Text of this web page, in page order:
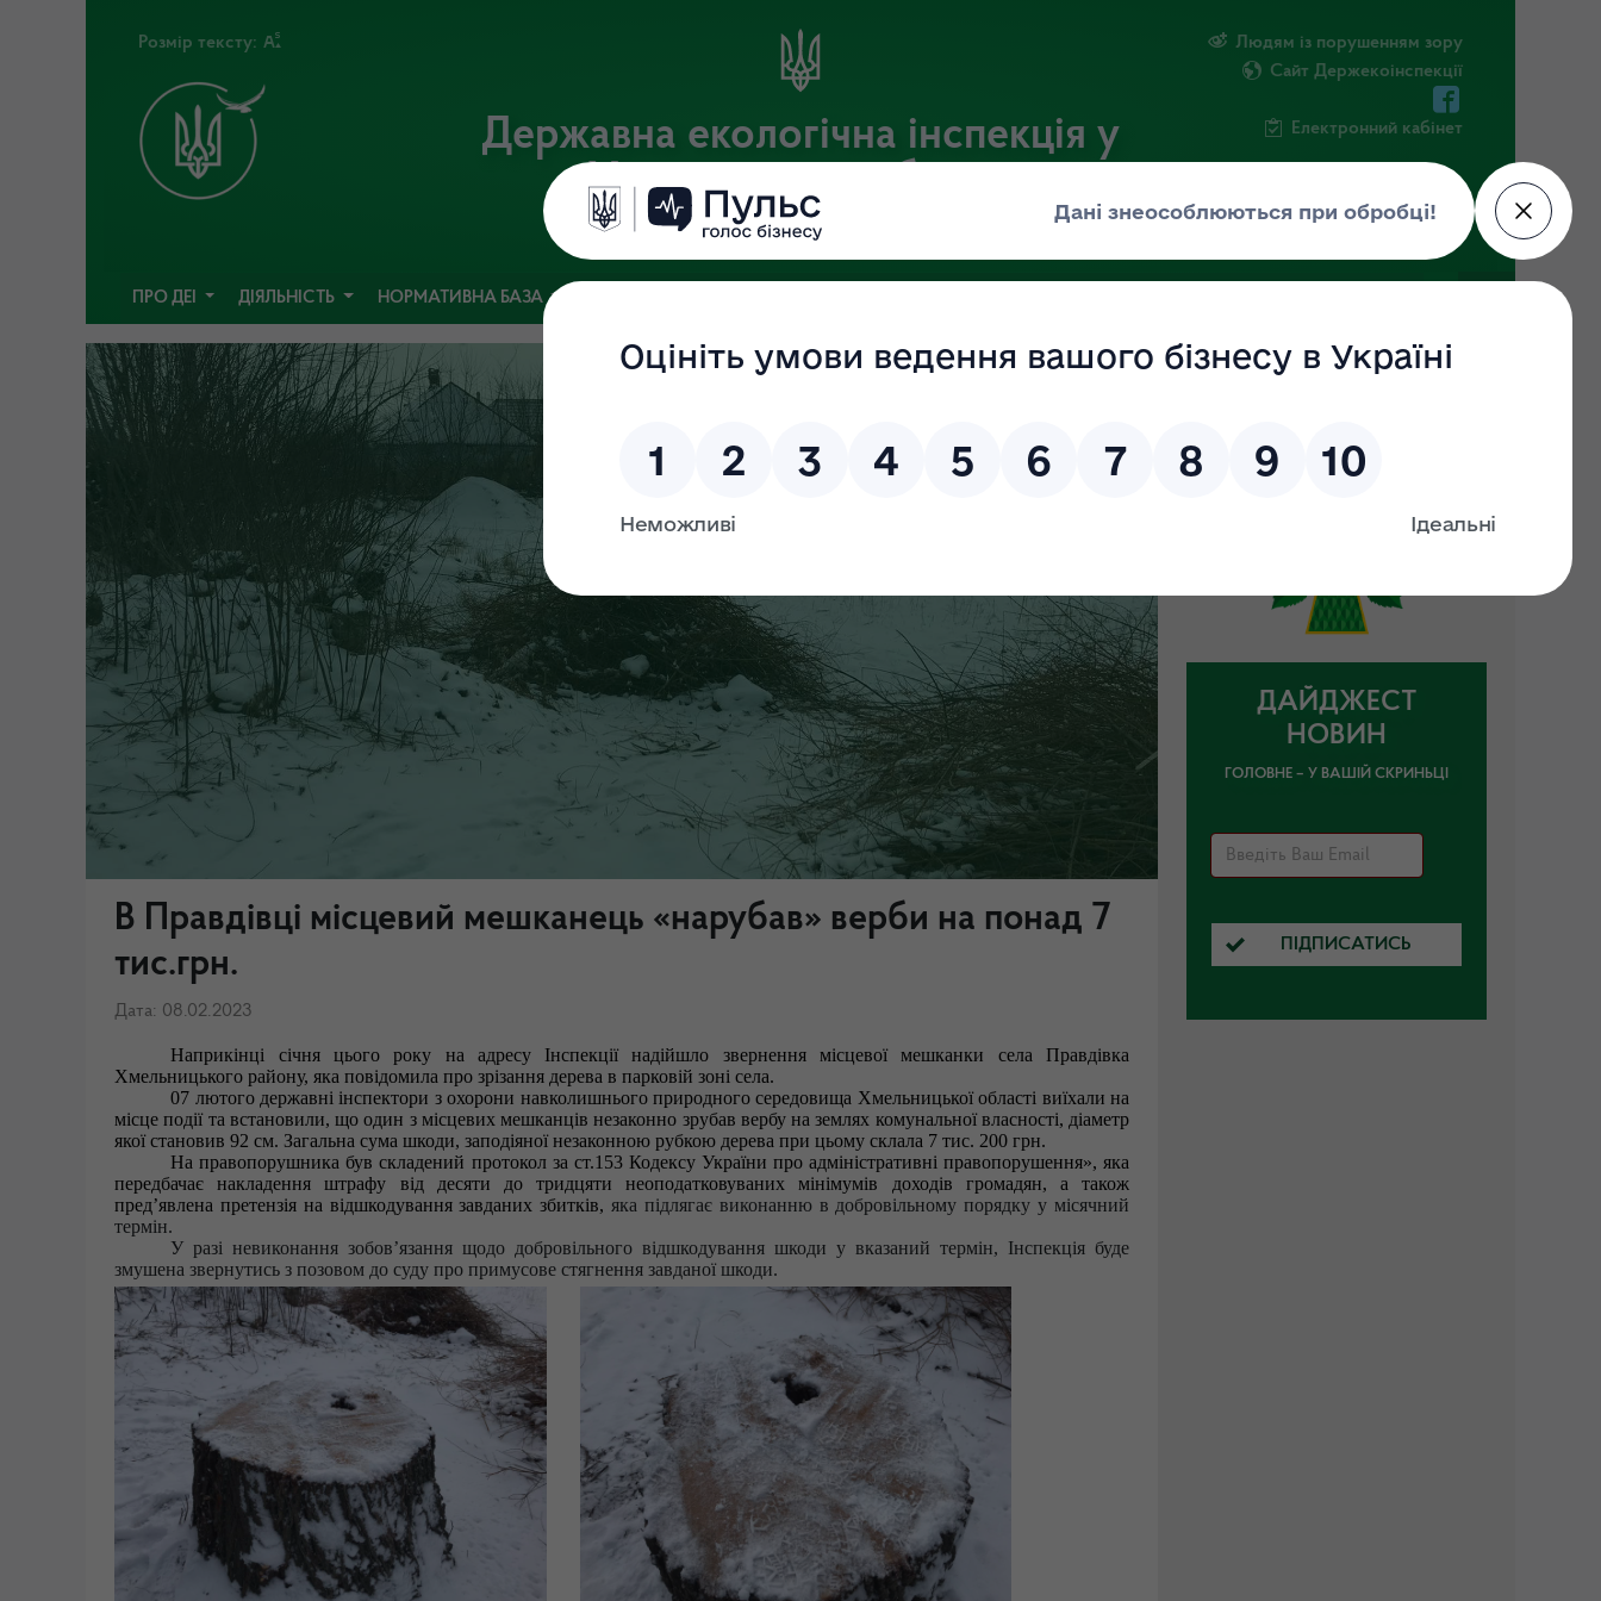
Розмір тексту:
Державна екологічна інспекція у
Хмельницькій області
Офіційний веб-портал
Людям із порушенням зору
Сайт Держекоінспекції
Електронний кабінет
ПРО ДЕІ ДІЯЛЬНІСТЬ НОРМАТИВНА БАЗА
В Правдівці місцевий мешканець «нарубав» верби на понад 7
тис.грн.
Дата: 08.02.2023
Наприкінці січня цього року на адресу Інспекції надійшло звернення місцевої мешканки села Правдівка
Хмельницького району, яка повідомила про зрізання дерева в парковій зоні села.
07 лютого державні інспектори з охорони навколишнього природного середовища Хмельницької області виїхали на
місце події та встановили, що один з місцевих мешканців незаконно зрубав вербу на землях комунальної власності, діаметр
якої становив 92 см. Загальна сума шкоди, заподіяної незаконною рубкою дерева при цьому склала 7 тис. 200 грн.
На правопорушника був складений протокол за ст.153 Кодексу України про адміністративні правопорушення», яка
передбачає накладенняштрафу від десяти до тридцяти неоподатковуваних мінімумів доходів громадян, а також
пред’явлена претензія на відшкодування завданих збитків, яка підлягає виконанню в добровільному порядку у місячний
термін.
У разі невиконання зобов’язання щодо добровільного відшкодування шкоди у вказаний термін, Інспекція буде
змушена звернутись з позовом до суду про примусове стягнення завданої шкоди.
ДАЙДЖЕСТ
НОВИН
ГОЛОВНЕ – У ВАШІЙ СКРИНЬЦІ
ПІДПИСАТИСЬ